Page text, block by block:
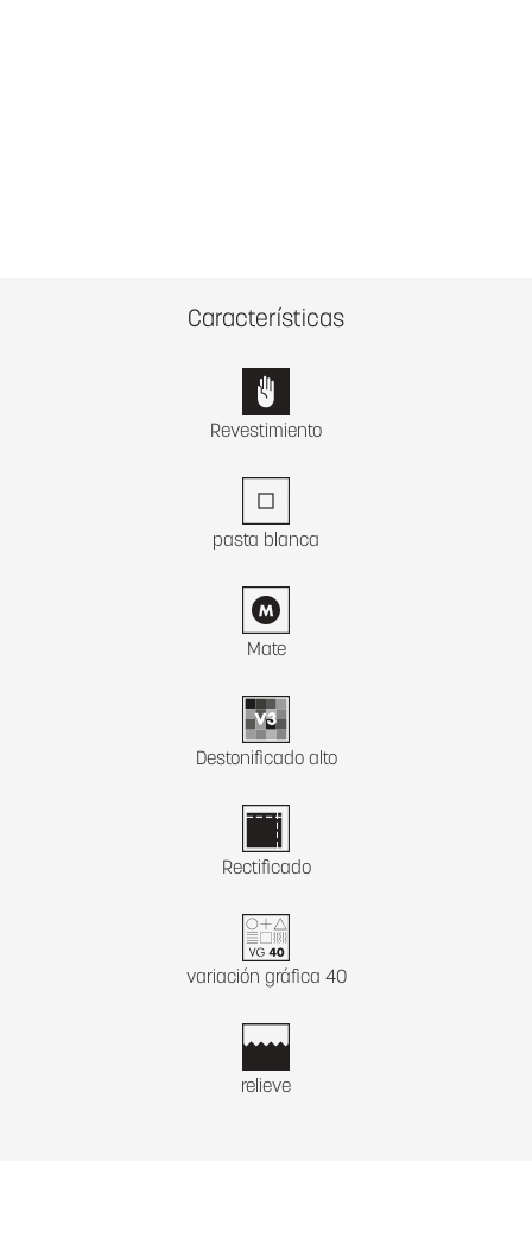
Características
Revestimiento
pasta blanca
Mate
Destonificado alto
Rectificado
variación gráfica 40
relieve